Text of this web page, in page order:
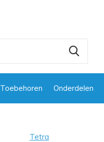
Toebehoren Onderdelen
Tetra